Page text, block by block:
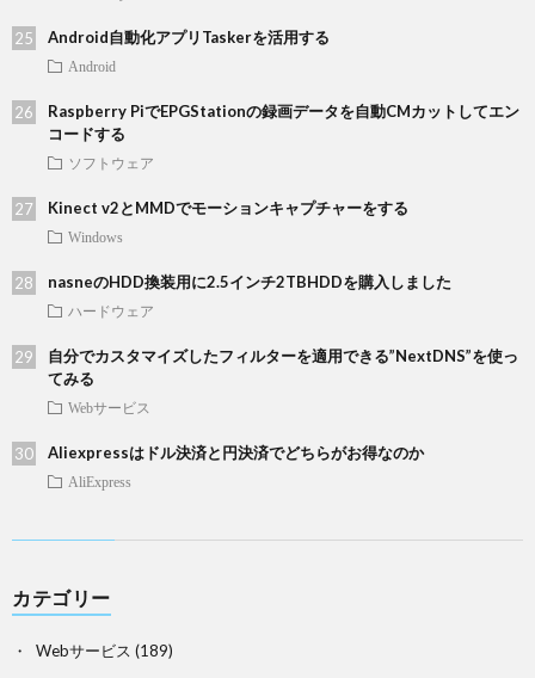
Android自動化アプリTaskerを活用する
Android
Raspberry PiでEPGStationの録画データを自動CMカットしてエン
コードする
ソフトウェア
Kinect v2とMMDでモーションキャプチャーをする
Windows
nasneのHDD換装用に2.5インチ2TBHDDを購入しました
ハードウェア
自分でカスタマイズしたフィルターを適用できる”NextDNS”を使っ
てみる
Webサービス
Aliexpressはドル決済と円決済でどちらがお得なのか
AliExpress
カテゴリー
Webサービス (189)